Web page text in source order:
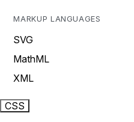
MARKUP LANGUAGES
SVG
MathML
XML
CSS